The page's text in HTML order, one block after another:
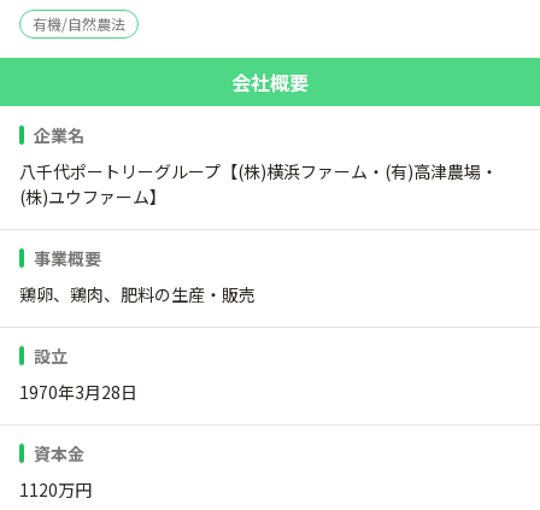
有機/自然農法
会社概要
企業名
八千代ポートリーグループ【(株)横浜ファーム・(有)高津農場・
(株)ユウファーム】
事業概要
鶏卵、鶏肉、肥料の生産・販売
設立
1970年3月28日
資本金
1120万円